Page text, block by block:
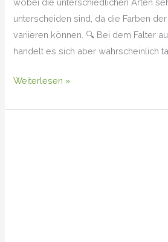
wobei die unterschiedlichen Arten
unterscheiden sind, da die Farben
variieren können. 🔍 Bei dem Falter
handelt es sich aber wahrscheinlich
Weiterlesen »